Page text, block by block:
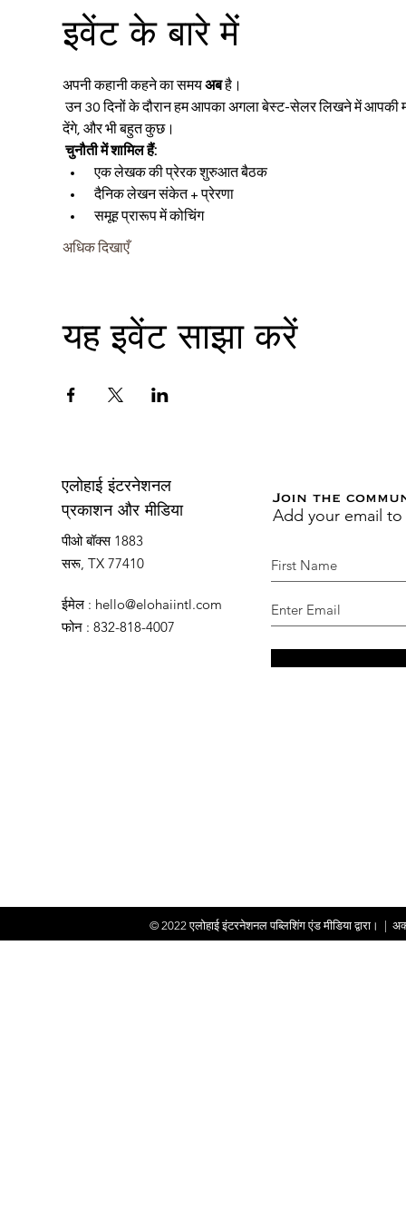
इवेंट के बारे में
अपनी कहानी कहने का समय अब है।
उन 30 दिनों के दौरान हम आपका अगला बेस्ट-सेलर लिखने में आपकी मदद करने के लिए एक साथ यात्रा शुरू करेंगे। हम आपको जवाबदेह रखेंगे, आपको टिप्स
देंगे, और भी बहुत कुछ।
चुनौती में शामिल हैं:
एक लेखक की प्रेरक शुरुआत बैठक
दैनिक लेखन संकेत + प्रेरणा
समूह प्रारूप में कोचिंग
अधिक दिखाएँ
यह इवेंट साझा करें
एलोहाई इंटरनेशनल
प्रकाशन और मीडिया
पीओ बॉक्स 1883
सरू, TX 77410
ईमेल : hello@elohaiintl.com
फोन : 832-818-4007
Join the
Add your email
© 2022एलोहाई इंटरनेशनल पब्लिशिंग एंड मीडिया द्वारा।